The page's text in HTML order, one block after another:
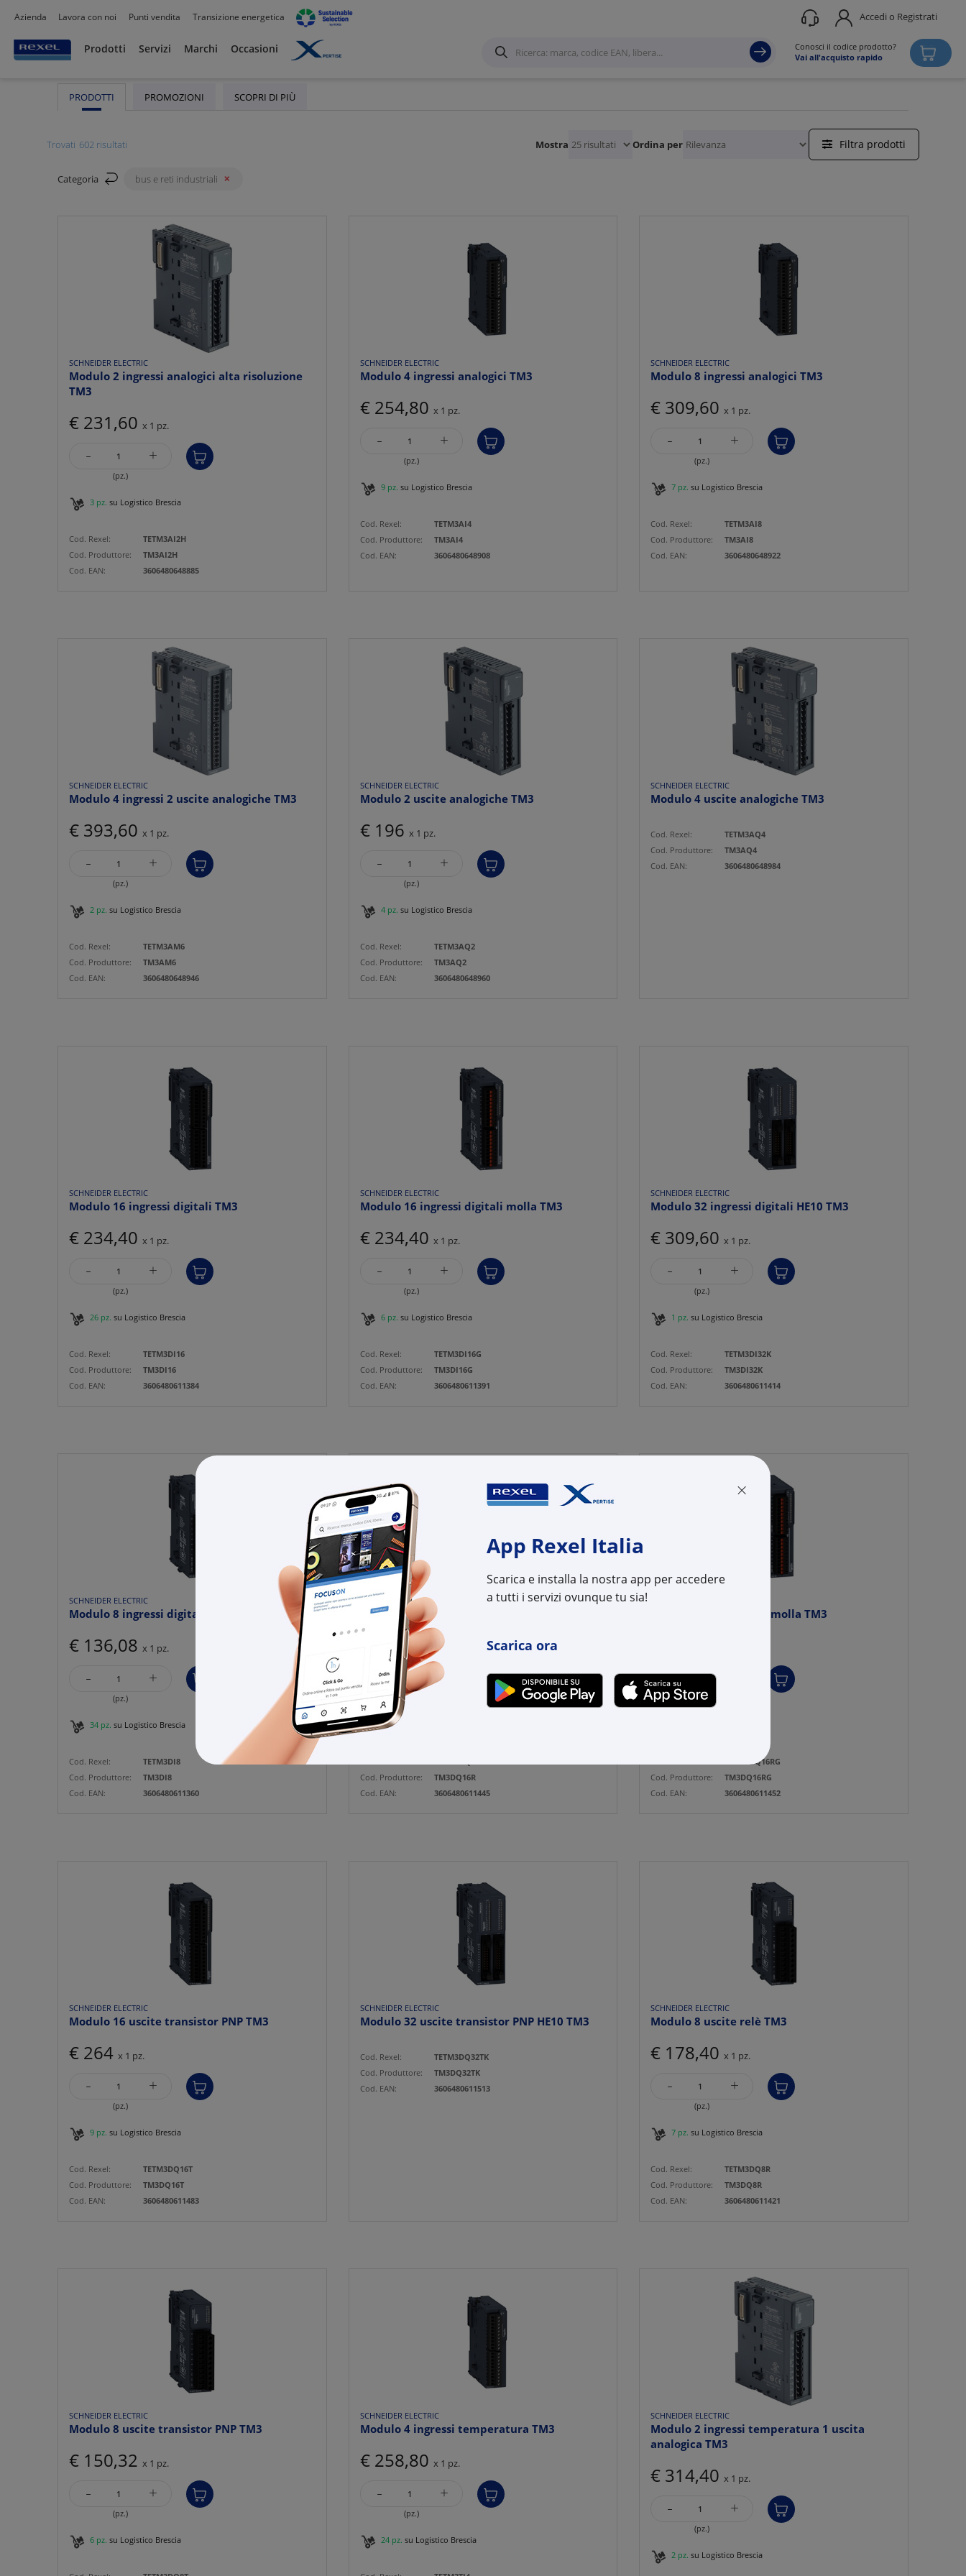
Azienda Lavora con noi Punti vendita Transizione energetica Accedi o Registrati
Prodotti Servizi Marchi Occasioni
Conosci il codice prodotto?
Vai all'acquisto rapido
×
App Rexel Italia
Scarica e installa la nostra app per accedere
a tutti i servizi ovunque tu sia!
Scarica ora
Controllori Programmabili - Terminali Operatore
Bus e Reti Industriali
PRODOTTI PROMOZIONI SCOPRI DI PIÙ
Trovati 602 risultati Mostra Ordina per Filtra prodotti
Categoria bus e reti industriali
SCHNEIDER ELECTRIC
Modulo 2 ingressi analogici alta risoluzione
TM3
€ 231,60 x 1 pz.
- +
(pz.)
3 pz. su Logistico Brescia
Cod. Rexel:
TETM3AI2H
Cod. Produttore:
TM3AI2H
Cod. EAN:
3606480648885
SCHNEIDER ELECTRIC
Modulo 4 ingressi analogici TM3
€ 254,80 x 1 pz.
- +
(pz.)
9 pz. su Logistico Brescia
Cod. Rexel:
TETM3AI4
Cod. Produttore:
TM3AI4
Cod. EAN:
3606480648908
SCHNEIDER ELECTRIC
Modulo 8 ingressi analogici TM3
€ 309,60x 1 pz.
- +
(pz.)
7 pz. su Logistico Brescia
Cod. Rexel:
TETM3AI8
Cod. Produttore:
TM3AI8
Cod. EAN:
3606480648922
SCHNEIDER ELECTRIC
Modulo 4 ingressi 2 uscite analogiche TM3
€ 393,60 x 1 pz.
- +
(pz.)
2 pz. su Logistico Brescia
Cod. Rexel:
TETM3AM6
Cod. Produttore:
TM3AM6
Cod. EAN:
3606480648946
SCHNEIDER ELECTRIC
Modulo 2 uscite analogiche TM3
€ 196 x 1 pz.
- +
(pz.)
4 pz. su Logistico Brescia
Cod. Rexel:
TETM3AQ2
Cod. Produttore:
TM3AQ2
Cod. EAN:
3606480648960
SCHNEIDER ELECTRIC
Modulo 4 uscite analogiche TM3
Cod. Rexel:
TETM3AQ4
Cod. Produttore:
TM3AQ4
Cod. EAN:
3606480648984
SCHNEIDER ELECTRIC
Modulo 16 ingressi digitali TM3
€ 234,40 x 1 pz.
- +
(pz.)
26 pz. su Logistico Brescia
Cod. Rexel:
TETM3DI16
Cod. Produttore:
TM3DI16
Cod. EAN:
3606480611384
SCHNEIDER ELECTRIC
Modulo 16 ingressi digitali molla TM3
€ 234,40 x 1 pz.
- +
(pz.)
6 pz. su Logistico Brescia
Cod. Rexel:
TETM3DI16G
Cod. Produttore:
TM3DI16G
Cod. EAN:
3606480611391
SCHNEIDER ELECTRIC
Modulo 32 ingressi digitali HE10 TM3
€ 309,60x 1 pz.
- +
(pz.)
1 pz. su Logistico Brescia
Cod. Rexel:
TETM3DI32K
Cod. Produttore:
TM3DI32K
Cod. EAN:
3606480611414
SCHNEIDER ELECTRIC
Modulo 8 ingressi digitali TM3
€ 136,08 x 1 pz.
- +
(pz.)
34 pz. su Logistico Brescia
Cod. Rexel:
TETM3DI8
Cod. Produttore:
TM3DI8
Cod. EAN:
3606480611360
SCHNEIDER ELECTRIC
Modulo 16 uscite relè TM3
€ 309,60x 1 pz.
- +
(pz.)
11 pz.
Cod. Produttore:
TM3DQ16R
Cod. EAN:
3606480611445
Modulo 16 uscite relè molla TM3
-
(pz.)
TETM3DQ16RG
Cod. Produttore:
TM3DQ16RG
Cod. EAN:
3606480611452
SCHNEIDER ELECTRIC
Modulo 16 uscite transistor PNP TM3
€ 264 x 1 pz.
- +
(pz.)
9 pz. su Logistico Brescia
Cod. Rexel:
TETM3DQ16T
Cod. Produttore:
TM3DQ16T
Cod. EAN:
3606480611483
SCHNEIDER ELECTRIC
Modulo 32 uscite transistor PNP HE10 TM3
Cod. Rexel:
TETM3DQ32TK
Cod. Produttore:
TM3DQ32TK
Cod. EAN:
3606480611513
SCHNEIDER ELECTRIC
Modulo 8 uscite relè TM3
€ 178,40x 1 pz.
- +
(pz.)
7 pz. su Logistico Brescia
Cod. Rexel:
TETM3DQ8R
Cod. Produttore:
TM3DQ8R
Cod. EAN:
3606480611421
SCHNEIDER ELECTRIC
Modulo 8 uscite transistor PNP TM3
€ 150,32 x 1 pz.
- +
(pz.)
6 pz. su Logistico Brescia
SCHNEIDER ELECTRIC
Modulo 4 ingressi temperatura TM3
€ 258,80 x 1 pz.
- +
(pz.)
24 pz. su Logistico Brescia
SCHNEIDER ELECTRIC
Modulo 2 ingressi temperatura 1 uscita
analogica TM3
€ 314,40x 1 pz.
- +
(pz.)
2 pz. su Logistico Brescia